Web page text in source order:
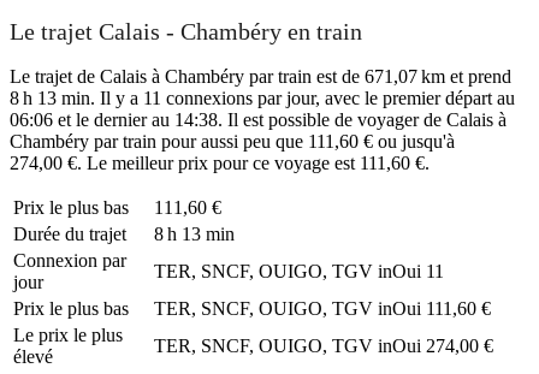
Le trajet Calais - Chambéry en train
Le trajet de Calais à Chambéry par train est de 671,07 km et prend
8 h 13 min. Il y a 11 connexions par jour, avec le premier départ au
06:06 et le dernier au 14:38. Il est possible de voyager de Calais à
Chambéry par train pour aussi peu que 111,60 € ou jusqu'à
274,00 €. Le meilleur prix pour ce voyage est 111,60 €.
Prix ​​le plus bas
111,60 €
Durée du trajet
8 h 13 min
Connexion par
jour
TER, SNCF, OUIGO, TGV inOui 11
Prix ​​le plus bas
TER, SNCF, OUIGO, TGV inOui 111,60 €
Le prix le plus
élevé
TER, SNCF, OUIGO, TGV inOui 274,00 €